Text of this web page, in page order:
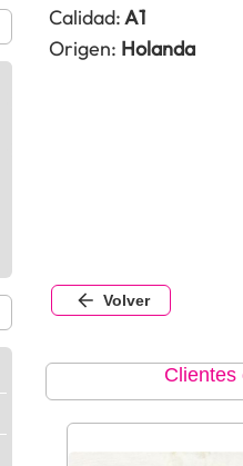
Calidad:A1
Origen: Holanda
Volver
Clientes